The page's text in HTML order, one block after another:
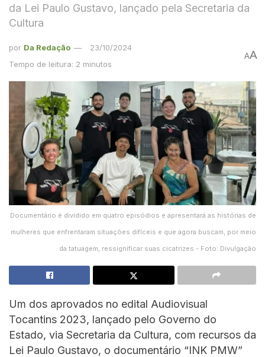
da Lei Paulo Gustavo, lançado pela Secretaria da
Cultura
por Da Redação
23/10/2024
Tempo de leitura: 2 minutos
AA
Documentário é dividido em quatro episódios e apresentará as histórias de
mulheres que enfrentaram situações difíceis e que agora buscam, por meio
da tatuagem, ressignificar suas cicatrizes - Foto: Divulgação
Um dos aprovados no edital Audiovisual
Tocantins 2023, lançado pelo Governo do
Estado, via Secretaria da Cultura, com recursos da
Lei Paulo Gustavo, o documentário “INK PMW”